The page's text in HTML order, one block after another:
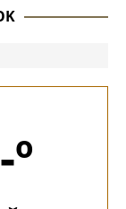
-º